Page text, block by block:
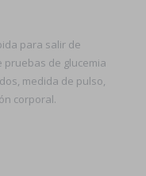
para salir de
de glucemia
medida de pulso,
corporal.